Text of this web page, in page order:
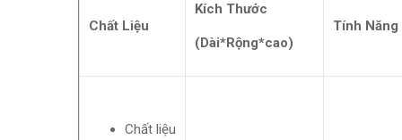
Chất Liệu
Kích Thước
(Dài*Rộng*cao)
Tính Năng
Chất liệu